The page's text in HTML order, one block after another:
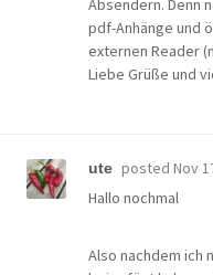
Absendern. Denn
pdf-Anhänge und
externen Reader
Liebe Grüße und
ute posted Nov
Hallo nochmal
Also nachdem ich